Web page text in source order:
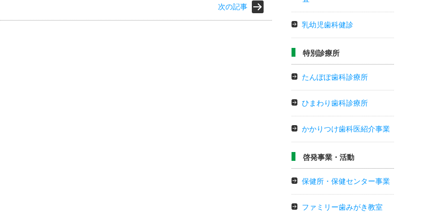
次の記事
乳幼児歯科健診
特別診療所
たんぽぽ歯科診療所
ひまわり歯科診療所
かかりつけ歯科医紹介事業
啓発事業・活動
保健所・保健センター事業
ファミリー歯みがき教室